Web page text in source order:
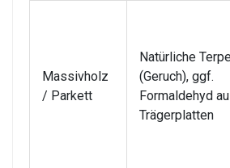
Massivholz
/ Parkett
Natürliche
(Geruch), ggf.
Formaldehyd
Trägerplatten